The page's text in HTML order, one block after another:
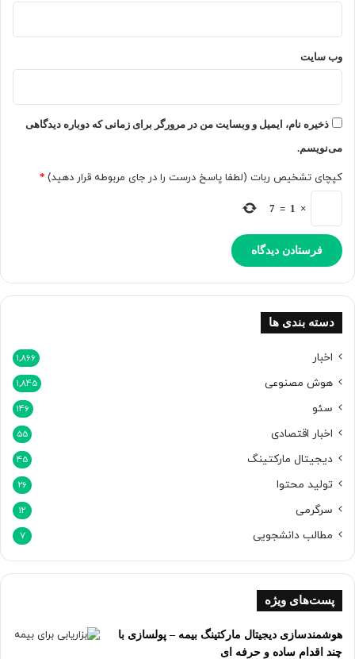
م
ش
ک
ن
د
وب‌ سایت
ذخیره نام، ایمیل و وبسایت من در مرورگر برای زمانی که دوباره دیدگاهی
می‌نویسم.
کپچای تشخیص ربات (لطفا پاسخ درست را در جای مربوطه قرار دهید) *
×
1
=
7
دسته بندی ها
اخبار 1,866
هوش مصنوعی 1,845
سئو 146
اخبار اقتصادی 55
دیجیتال مارکتینگ 45
تولید محتوا 26
سرگرمی 12
مطالب دانشجویی 7
پست‌های ویژه
هوشمندسازی دیجیتال مارکتینگ بیمه – پولسازی با
چند اقدام ساده و حرفه ای